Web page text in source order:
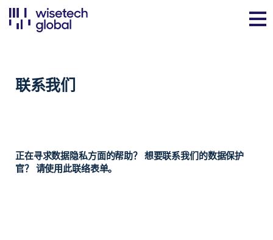
联系我们
正在寻求数据隐私方面的帮助？ 想要联系我们的数据保护
官？ 请使用此联络表单。